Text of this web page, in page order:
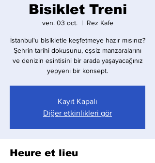
Bisiklet Treni
ven. 03 oct.
  |
Rez Kafe
İstanbul'u bisikletle keşfetmeye hazır mısınız?
Şehrin tarihi dokusunu, eşsiz manzaralarını
ve denizin esintisini bir arada yaşayacağınız
yepyeni bir konsept.
Kayıt Kapalı
Diğer etkinlikleri gör
Heure et lieu